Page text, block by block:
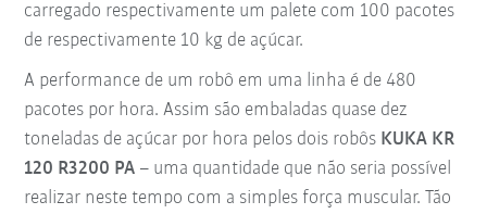
carregado respectivamente um palete com 100 pacotes
de respectivamente 10 kg de açúcar.
A performance de um robô em uma linha é de 480
pacotes por hora. Assim são embaladas quase dez
toneladas de açúcar por hora pelos dois robôs KUKA KR
120 R3200 PA – uma quantidade que não seria possível
realizar neste tempo com a simples força muscular. Tão